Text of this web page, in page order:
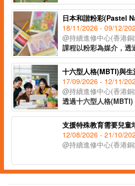
日本和諧粉彩(Pastel
18/11/2026 - 09/12/
17/09/2026 - 12/11/
12/08/2026 - 21/10/